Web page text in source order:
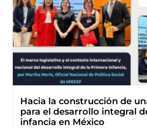
Hacia la construcción de
para el desarrollo integral
infancia en México